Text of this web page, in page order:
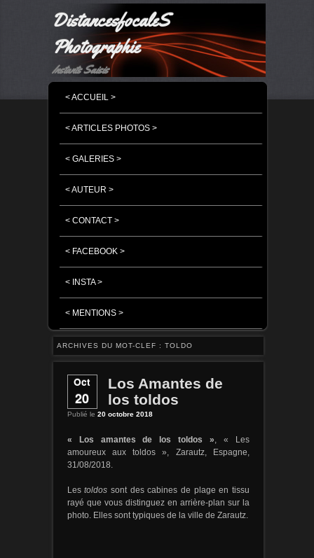
DistancesfocaleS
Photographie
Instants Saisis
MASQUER LA NAVIGATION PRINCIPALE
MASQUER LA NAVIGATION SECONDAIRE
< ACCUEIL >
< ARTICLES PHOTOS >
< GALERIES >
< AUTEUR >
< CONTACT >
< FACEBOOK >
< INSTA >
< MENTIONS >
ARCHIVES DU MOT-CLEF : TOLDO
Oct
20
Los Amantes de
los toldos
Publié le 20 octobre 2018
« Los amantes de los toldos »
, « Les
amoureux aux toldos », Zarautz, Espagne,
31/08/2018.
Lestoldos sont des cabines de plage en tissu
rayé que vous distinguez en arrière-plan sur la
photo. Elles sont typiques de la ville de Zarautz.